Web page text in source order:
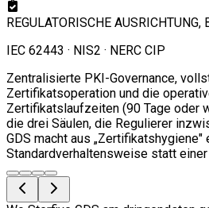
REGULATORISCHE AUSRICHTUNG,
IEC 62443 · NIS2 · NERC CIP
Zentralisierte PKI-Governance,
Zertifikatsoperation und die
Zertifikatslaufzeiten (90 Tage oder
die drei Säulen, die Regulierer
GDS macht aus „Zertifikatshygiene"
Standardverhaltensweise statt